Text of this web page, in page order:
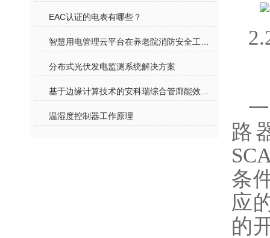
EAC认证的电表有哪些？
分布式光伏发电监测系统解决方案
温湿度控制器工作原理
路
条
应
的